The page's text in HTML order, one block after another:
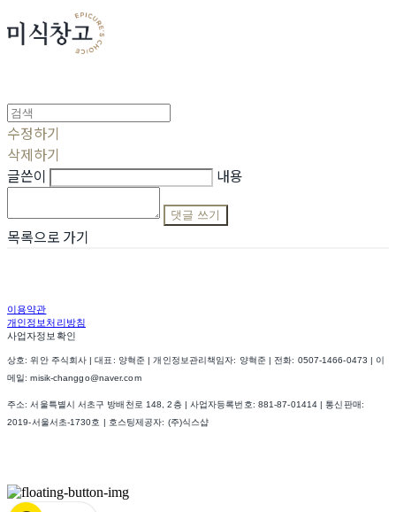
수정하기
삭제하기
글쓴이
내용
댓글 쓰기
목록으로 가기
이용약관
개인정보처리방침
사업자정보확인
상호: 위안 주식회사 | 대표: 양혁준 | 개인정보관리책임자: 양혁준 | 전화: 0507-1466-0473 | 이
메일: misik-changgo@naver.com
주소: 서울특별시 서초구 방배천로 148, 2층 | 사업자등록번호: 881-87-01414 | 통신판매:
2019-서울서초-1730호
| 호스팅제공자: (주)식스샵